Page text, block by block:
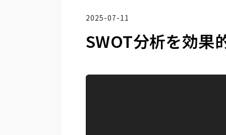
2025-07-11
SWOT分析を効果